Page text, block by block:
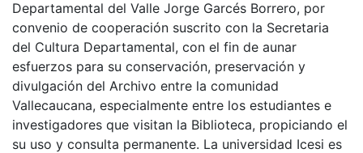
Departamental del Valle Jorge Garcés Borrero, por
convenio de cooperación suscrito con la Secretaria
del Cultura Departamental, con el fin de aunar
esfuerzos para su conservación, preservación y
divulgación del Archivo entre la comunidad
Vallecaucana, especialmente entre los estudiantes e
investigadores que visitan la Biblioteca, propiciando el
su uso y consulta permanente. La universidad Icesi es